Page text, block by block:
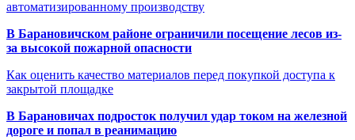
автоматизированному производству
В Барановичском районе ограничили посещение лесов из-
за высокой пожарной опасности
Как оценить качество материалов перед покупкой доступа к
закрытой площадке
В Барановичах подросток получил удар током на железной
дороге и попал в реанимацию